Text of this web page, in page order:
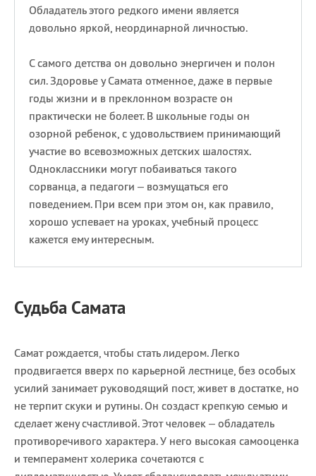
Обладатель этого редкого имени является
довольно яркой, неординарной личностью.
С самого детства он довольно энергичен и полон
сил. Здоровье у Самата отменное, даже в первые
годы жизни и в преклонном возрасте он
практически не болеет. В школьные годы он
озорной ребенок, с удовольствием принимающий
участие во всевозможных детских шалостях.
Одноклассники могут побаиваться такого
сорванца, а педагоги – возмущаться его
поведением. При всем при этом он, как правило,
хорошо успевает на уроках, учебный процесс
кажется ему интересным.
Судьба Самата
Самат рождается, чтобы стать лидером. Легко
продвигается вверх по карьерной лестнице, без особых
усилий занимает руководящий пост, живет в достатке, но
не терпит скуки и рутины. Он создаст крепкую семью и
сделает жену счастливой. Этот человек – обладатель
противоречивого характера. У него высокая самооценка
и темперамент холерика сочетаются с